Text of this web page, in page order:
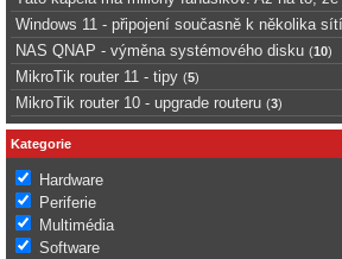
Windows 11 - připojení současně k několika
NAS QNAP - výměna systémového disku (10)
MikroTik router 11 - tipy (5)
MikroTik router 10 - upgrade routeru (3)
Kategorie
Hardware
Periferie
Multimédia
Software